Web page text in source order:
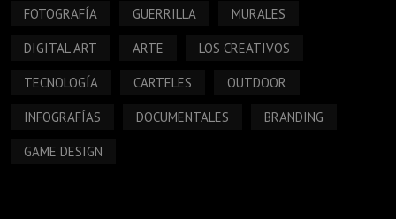
FOTOGRAFÍA GUERRILLA MURALES
DIGITAL ART ARTE LOS CREATIVOS
TECNOLOGÍA CARTELES OUTDOOR
INFOGRAFÍAS DOCUMENTALES BRANDING
GAME DESIGN